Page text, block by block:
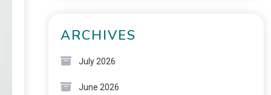
ARCHIVES
July 2026
June 2026